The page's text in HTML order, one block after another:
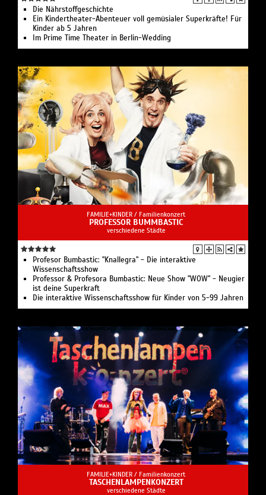
Personensorgeberechtigung vorweisen können, die von
den Eltern unterschrieben ist – eine Ausweiskopie des
entsprechenden Elternteils ist beizufügen.
Dementsprechend können Kinder/Jugendliche unter 14
abgeholt werden.
Die Nährstoffgeschichte
Ein Kindertheater-Abenteuer voll gemüsialer Superkräfte! Für
Kinder ab 5 Jahren
Im Prime Time Theater in Berlin-Wedding
FAMILIE+KINDER / Familienkonzert
PROFESSOR BUMMBASTIC
verschiedene Städte
Profesor Bumbastic: "Knallegra" - Die interaktive
Wissenschaftsshow
Professor & Profesora Bumbastic: Neue Show "WOW" - Neugier
ist deine Superkraft
Die interaktive Wissenschaftsshow für Kinder von 5-99 Jahren
FAMILIE+KINDER / Familienkonzert
TASCHENLAMPENKONZERT
verschiedene Städte